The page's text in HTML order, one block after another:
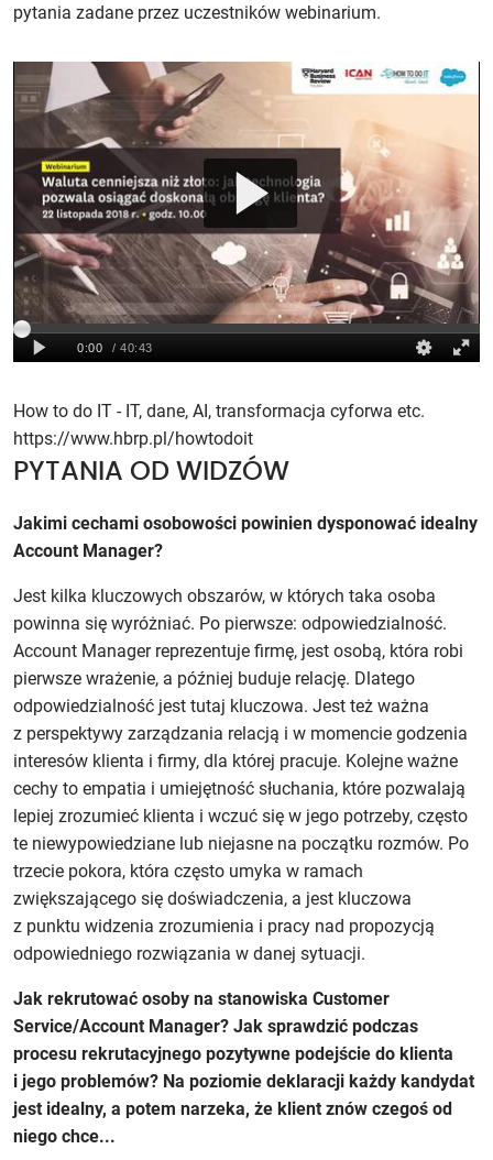
pytania zadane przez uczestników webinarium.
How to do IT - IT, dane, AI, transformacja cyforwa etc.
https://www.hbrp.pl/howtodoit
PYTANIA OD WIDZÓW
Jakimi cechami osobowości powinien dysponować idealny
Account Manager?
Jest kilka kluczowych obszarów, w których taka osoba
powinna się wyróżniać. Po pierwsze: odpowiedzialność.
Account Manager reprezentuje firmę, jest osobą, która robi
pierwsze wrażenie, a później buduje relację. Dlatego
odpowiedzialność jest tutaj kluczowa. Jest też ważna
z perspektywy zarządzania relacją i w momencie godzenia
interesów klienta i firmy, dla której pracuje. Kolejne ważne
cechy to empatia i umiejętność słuchania, które pozwalają
lepiej zrozumieć klienta i wczuć się w jego potrzeby, często
te niewypowiedziane lub niejasne na początku rozmów. Po
trzecie pokora, która często umyka w ramach
zwiększającego się doświadczenia, a jest kluczowa
z punktu widzenia zrozumienia i pracy nad propozycją
odpowiedniego rozwiązania w danej sytuacji.
Jak rekrutować osoby na stanowiska Customer
Service/Account Manager? Jak sprawdzić podczas
procesu rekrutacyjnego pozytywne podejście do klienta
i jego problemów? Na poziomie deklaracji każdy kandydat
jest idealny, a potem narzeka, że klient znów czegoś od
niego chce...